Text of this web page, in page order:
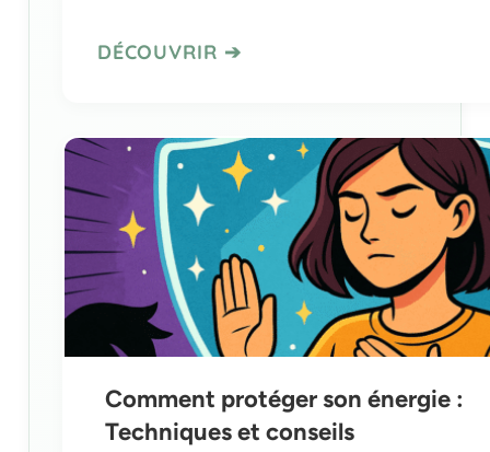
Comment protéger son énergie :
Techniques et conseils